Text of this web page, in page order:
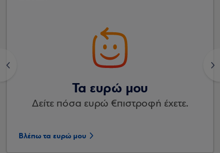
<
Τα ευρώ μου
Δείτε πόσα ευρώ €πιστροφή έχετε.
Βλέπω τα ευρώ μου
>